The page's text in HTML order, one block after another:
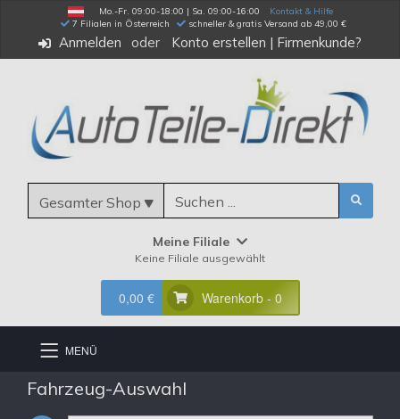
Mo.-Fr. 09:00-18:00 | Sa. 09:00-16:00
Kontakt & Hilfe
7 Filialen in Österreich
schneller & gratis Versand ab 49,00 €
Anmelden Konto erstellen | Firmenkunde?
Gesamter Shop
Meine Filiale
Keine Filiale ausgewählt
0,00 € Warenkorb - 0
MENÜ
Fahrzeug-Auswahl